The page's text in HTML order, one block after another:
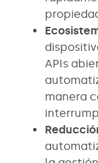
APIs
manera